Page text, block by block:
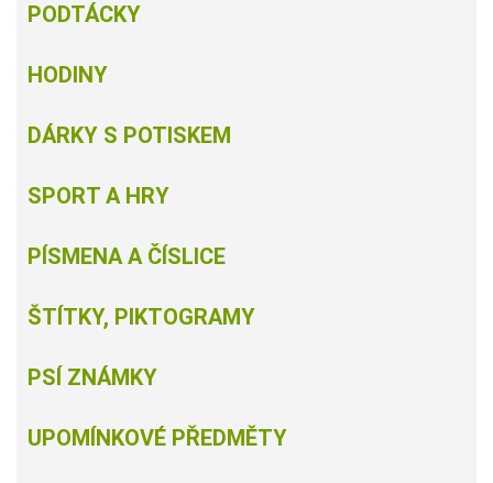
PODTÁCKY
HODINY
DÁRKY S POTISKEM
SPORT A HRY
PÍSMENA A ČÍSLICE
ŠTÍTKY, PIKTOGRAMY
PSÍ ZNÁMKY
UPOMÍNKOVÉ PŘEDMĚTY